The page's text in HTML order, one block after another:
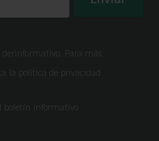
Para más
la política de privacidad
boletín informativo